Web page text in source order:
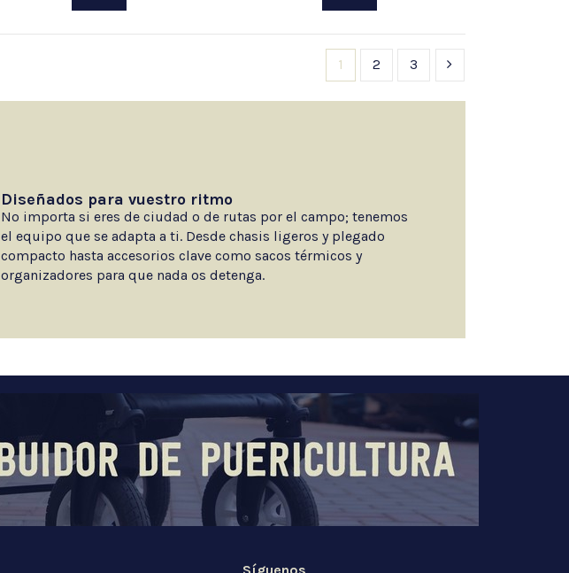
1 2 3
Diseñados para vuestro ritmo
No importa si eres de ciudad o de rutas por el campo; tenemos
el equipo que se adapta a ti. Desde chasis ligeros y plegado
compacto hasta accesorios clave como sacos térmicos y
organizadores para que nada os detenga.